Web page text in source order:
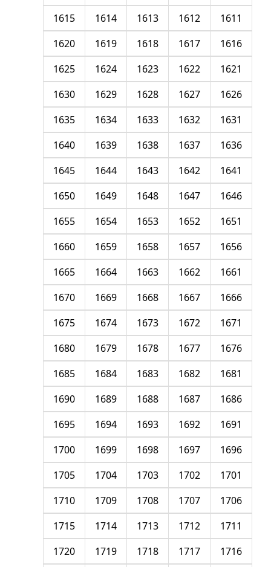
1611
1612
1613
1614
1615
1616
1617
1618
1619
1620
1621
1622
1623
1624
1625
1626
1627
1628
1629
1630
1631
1632
1633
1634
1635
1636
1637
1638
1639
1640
1641
1642
1643
1644
1645
1646
1647
1648
1649
1650
1651
1652
1653
1654
1655
1656
1657
1658
1659
1660
1661
1662
1663
1664
1665
1666
1667
1668
1669
1670
1671
1672
1673
1674
1675
1676
1677
1678
1679
1680
1681
1682
1683
1684
1685
1686
1687
1688
1689
1690
1691
1692
1693
1694
1695
1696
1697
1698
1699
1700
1701
1702
1703
1704
1705
1706
1707
1708
1709
1710
1711
1712
1713
1714
1715
1716
1717
1718
1719
1720